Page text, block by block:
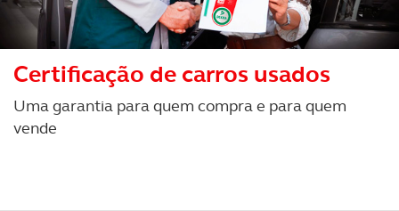
Certificação de carros usados
Uma garantia para quem compra e para quem
vende